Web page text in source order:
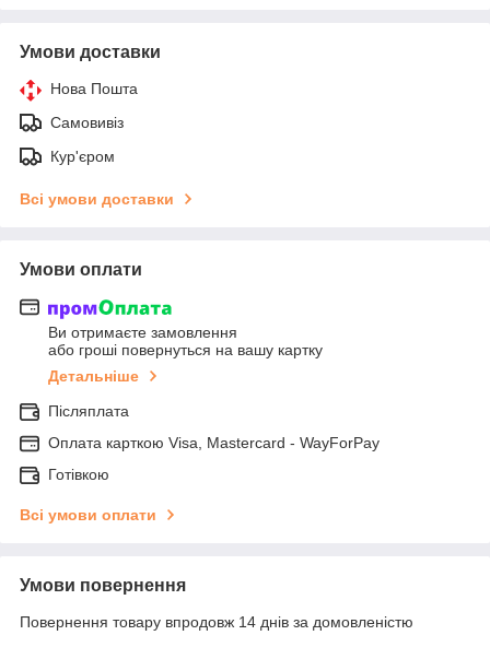
Умови доставки
Нова Пошта
Самовивіз
Кур'єром
Всі умови доставки
Умови оплати
Ви отримаєте замовлення
або гроші повернуться на вашу картку
Детальніше
Післяплата
Оплата карткою Visa, Mastercard - WayForPay
Готівкою
Всі умови оплати
Умови повернення
Повернення товару впродовж 14 днів за домовленістю